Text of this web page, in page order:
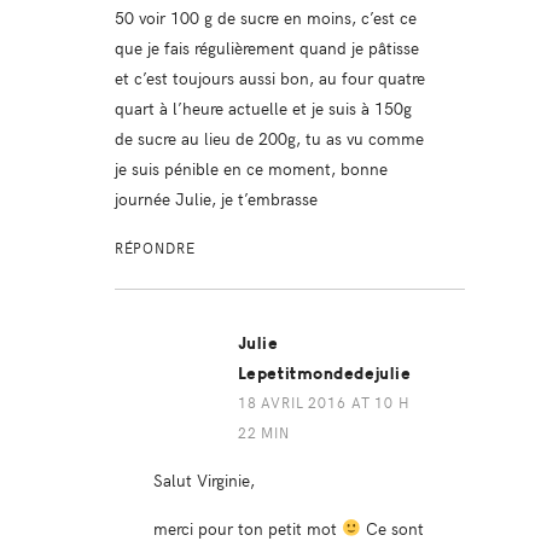
50 voir 100 g de sucre en moins, c’est ce
que je fais régulièrement quand je pâtisse
et c’est toujours aussi bon, au four quatre
quart à l’heure actuelle et je suis à 150g
de sucre au lieu de 200g, tu as vu comme
je suis pénible en ce moment, bonne
journée Julie, je t’embrasse
RÉPONDRE
Julie
Lepetitmondedejulie
18 AVRIL 2016 AT 10 H
22 MIN
Salut Virginie,
merci pour ton petit mot
Ce sont